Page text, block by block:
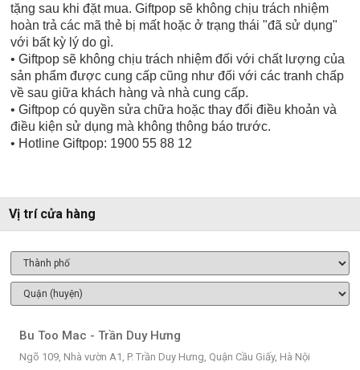
tặng sau khi đặt mua. Giftpop sẽ không chịu trách nhiệm
hoàn trả các mã thẻ bị mất hoặc ở trạng thái "đã sử dụng"
với bất kỳ lý do gì.
• Giftpop sẽ không chịu trách nhiệm đối với chất lượng của
sản phẩm được cung cấp cũng như đối với các tranh chấp
về sau giữa khách hàng và nhà cung cấp.
• Giftpop có quyền sửa chữa hoặc thay đổi điều khoản và
điều kiện sử dụng mà không thông báo trước.
• Hotline Giftpop: 1900 55 88 12
Vị trí cửa hàng
Bu Too Mac - Trần Duy Hưng
Ngõ 109, Nhà vườn A1, P. Trần Duy Hưng, Quận Cầu Giấy, Hà Nội